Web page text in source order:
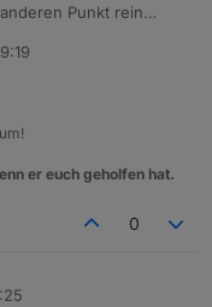
Punkt rein
er euch geholfen hat.
0